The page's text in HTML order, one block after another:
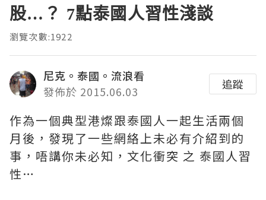
股…？ 7點泰國人習性淺談
瀏覽次數:1922
尼克。泰國。流浪看
發佈於 2015.06.03
追蹤
作為一個典型港燦跟泰國人一起生活兩個
月後，發現了一些網絡上未必有介紹到的
事，唔講你未必知，文化衝突 之 泰國人習
性…